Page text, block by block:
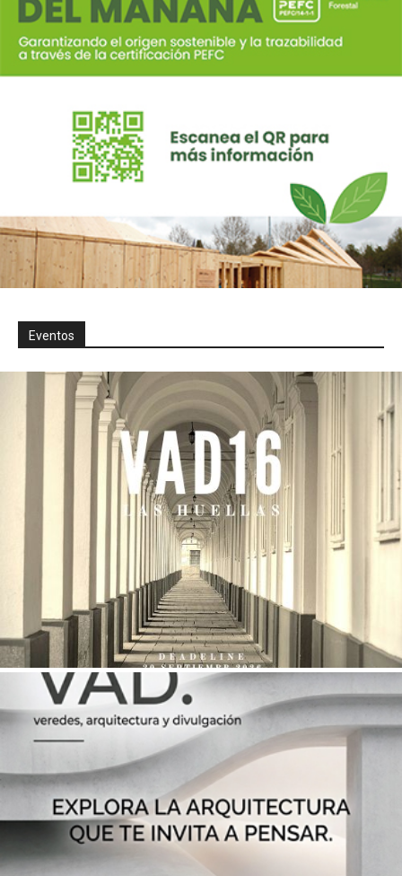
Eventos